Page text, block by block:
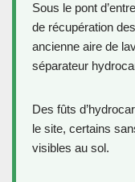
Sous le pont
de récupération
ancienne aire de
séparateur
Des fûts
le site, certains
visibles au sol.